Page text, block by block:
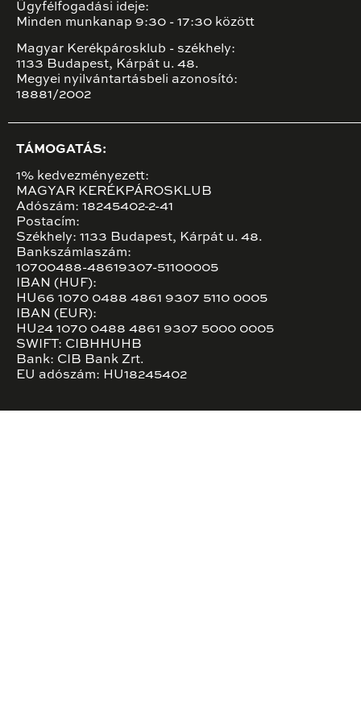
Ügyfélfogadási ideje:
Minden munkanap 9:30 - 17:30 között
Magyar Kerékpárosklub - székhely:
1133 Budapest, Kárpát u. 48.
Megyei nyilvántartásbeli azonosító:
18881/2002
TÁMOGATÁS:
1% kedvezményezett:
MAGYAR KERÉKPÁROSKLUB
Adószám: 18245402-2-41
Postacím:
Székhely: 1133 Budapest, Kárpát u. 48.
Bankszámlaszám:
10700488-48619307-51100005
IBAN (HUF):
HU66 1070 0488 4861 9307 5110 0005
IBAN (EUR):
HU24 1070 0488 4861 9307 5000 0005
SWIFT: CIBHHUHB
Bank: CIB Bank Zrt.
EU adószám: HU18245402